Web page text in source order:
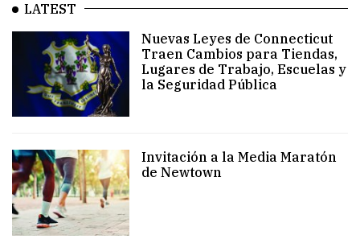
LATEST
Nuevas Leyes de Connecticut
Traen Cambios para Tiendas,
Lugares de Trabajo, Escuelas y
la Seguridad Pública
Invitación a la Media Maratón
de Newtown